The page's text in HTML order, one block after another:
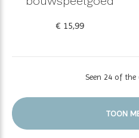
€ 15,99
Seen 24 of
TOON